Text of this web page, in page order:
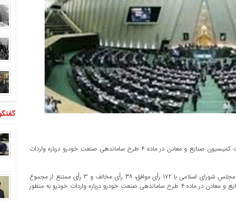
به گزارش پایگاه خبری پژواک لرستان/ نمایندگان با اصلاحات کمیسیون صنایع و معادن در ماده ۴ طرح ساماندهی صنعت خودرو درباره واردات
نمایندگان در نشست علنی امروز (چهارشنبه، ۲۴ شهریورماه) مجلس شورای اسلامی با ۱۷۲ رأی موافق، ۳۸ رأی مخالف و ۳ رأی ممتنع از مجموع
۲۴۳ نماینده حاضر در صحن علنی با اصلاحات کمیسیون صنایع و معادن در ماده ۴ طرح ساماندهی صنعت خودرو درباره واردات خودرو به منظور